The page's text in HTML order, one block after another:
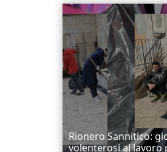
Rionero Sannitico:
volenterosi al lavoro